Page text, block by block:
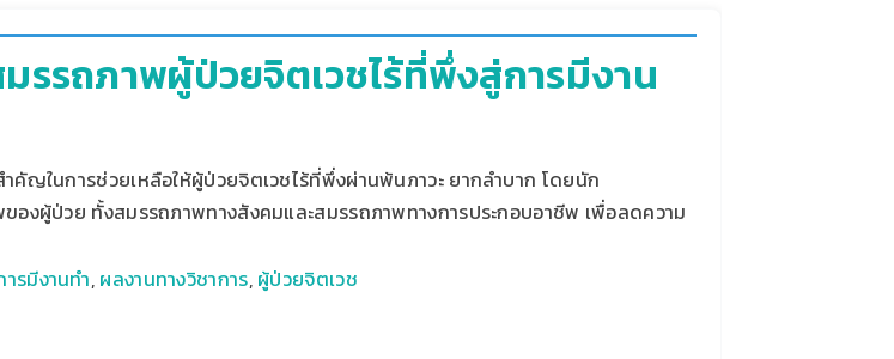
รถภาพผู้ป่วยจิตเวชไร้ที่พึ่งสู่การมีงาน
ญในการช่วยเหลือให้ผู้ป่วยจิตเวชไร้ที่พึ่งผ่านพ้นภาวะ ยากลำบาก โดยนัก
องผู้ป่วย ทั้งสมรรถภาพทางสังคมและสมรรถภาพทางการประกอบอาชีพ เพื่อลดความ
ารมีงานทำ, ผลงานทางวิชาการ, ผู้ป่วยจิตเวช